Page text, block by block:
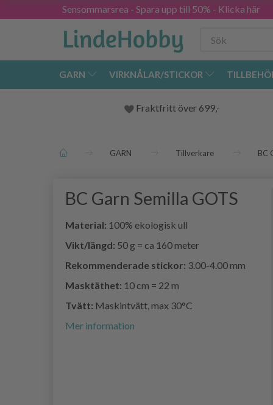
Sensommarsrea - Spara upp till 50% - Klicka här
GARN VIRKNÅLAR/STICKOR
Fraktfritt över 699,-
GARN Tillverkare BC
BC Garn Semilla GOTS
Material: 100% ekologisk ull
Vikt/längd: 50 g = ca 160 meter
Rekommenderade stickor: 3.00-4.00 mm
Masktäthet: 10 cm = 22 m
Tvätt: Maskintvätt, max 30°C
Mer information